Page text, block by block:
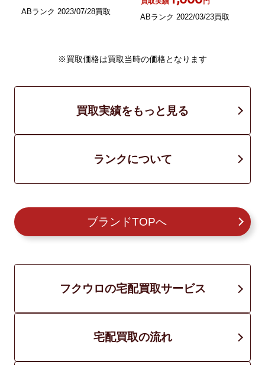
ABランク 2023/07/28買取
ABランク 2022/03/23買取
※買取価格は買取当時の価格となります
買取実績をもっと見る
ランクについて
ブランドTOPへ
フクウロの宅配買取サービス
宅配買取の流れ